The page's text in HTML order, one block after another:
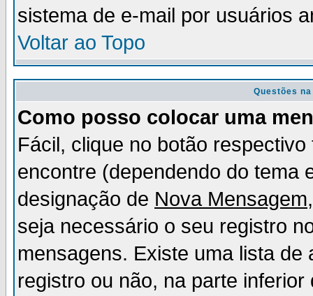
sistema de e-mail por usuários
Voltar ao Topo
Questões
Como posso colocar uma
Fácil, clique no botão
encontre (dependendo do tema
designação de Nova Mensagem
seja necessário o seu registro
mensagens. Existe uma lista
registro ou não, na parte